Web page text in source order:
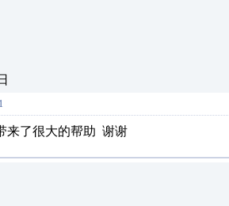
来了很大的帮助 谢谢